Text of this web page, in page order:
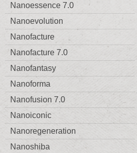
Nanoessence 7.0
Nanoevolution
Nanofacture
Nanofacture 7.0
Nanofantasy
Nanoforma
Nanofusion 7.0
Nanoiconic
Nanoregeneration
Nanoshiba